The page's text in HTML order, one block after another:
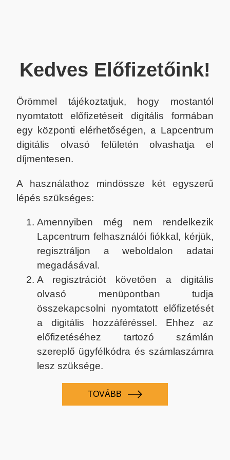
Kedves Előfizetőink!
Örömmel tájékoztatjuk, hogy mostantól
nyomtatott előfizetéseit digitális formában
egy központi elérhetőségen, a Lapcentrum
digitális olvasó felületén olvashatja el
díjmentesen.
A használathoz mindössze két egyszerű
lépés szükséges:
Amennyiben még nem rendelkezik
Lapcentrum felhasználói fiókkal, kérjük,
regisztráljon a weboldalon adatai
megadásával.
A regisztrációt követően a digitális
olvasó menüpontban tudja
összekapcsolni nyomtatott előfizetését
a digitális hozzáféréssel. Ehhez az
előfizetéséhez tartozó számlán
szereplő ügyfélkódra és számlaszámra
lesz szüksége.
TOVÁBB